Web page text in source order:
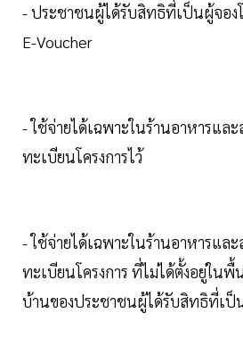
- ประชาชนผู้ได้รับสิทธิที่เป็นผู้จอง
E-Voucher
- ใช้จ่ายได้เฉพาะในร้านอาหารแล
ทะเบียนโครงการไว้
- ใช้จ่ายได้เฉพาะในร้านอาหารแล
ทะเบียนโครงการ ที่ไม่ได้ตั้งอยู่ใน
บ้านของประชาชนผู้ได้รับสิทธิที่เป็